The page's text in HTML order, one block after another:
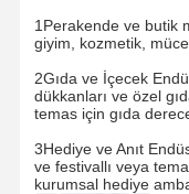
Evde
1Perakende ve butik
giyim, kozmetik,
2Gıda ve İçecek
dükkanları ve özel
temas için gıda
3Hediye ve Anıt
ve festivallı veya
kurumsal hediye